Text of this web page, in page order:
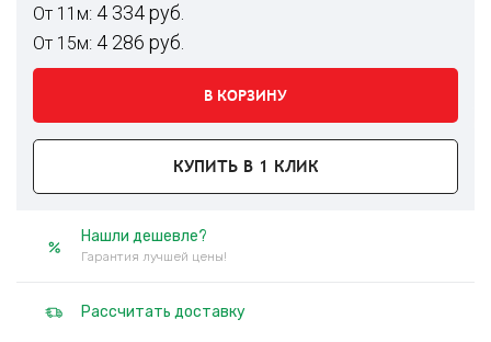
От 11м: 4 334 руб.
От 15м: 4 286 руб.
В КОРЗИНУ
КУПИТЬ В 1 КЛИК
Нашли дешевле?
Гарантия лучшей цены!
Рассчитать доставку